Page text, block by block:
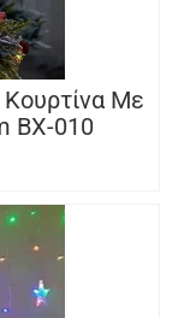
Κουρτίνα Με
BX-010